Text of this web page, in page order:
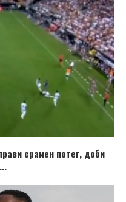
срамен потег, доби